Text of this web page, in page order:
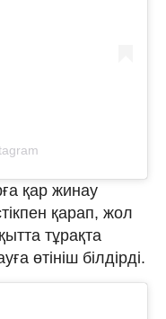
қар жинау
қарап, жол
тұрақта
өтініш білдірді.